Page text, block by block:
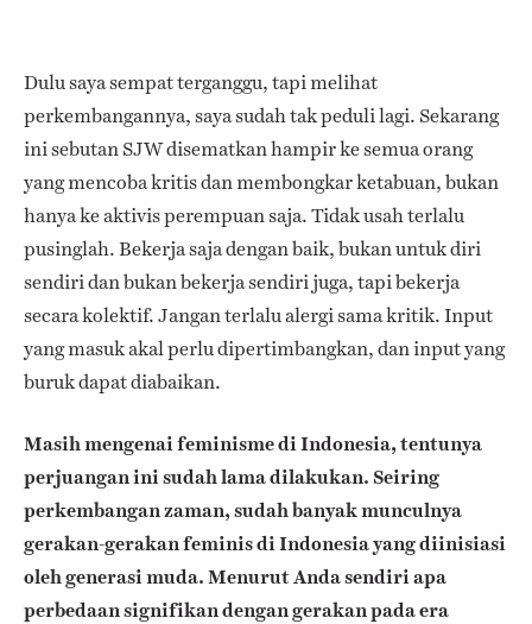
Dulu saya sempat terganggu, tapi melihat
perkembangannya, saya sudah tak peduli lagi. Sekarang
ini sebutan SJW disematkan hampir ke semua orang
yang mencoba kritis dan membongkar ketabuan, bukan
hanya ke aktivis perempuan saja. Tidak usah terlalu
pusinglah. Bekerja saja dengan baik, bukan untuk diri
sendiri dan bukan bekerja sendiri juga, tapi bekerja
secara kolektif. Jangan terlalu alergi sama kritik. Input
yang masuk akal perlu dipertimbangkan, dan input yang
buruk dapat diabaikan.
Masih mengenai feminisme di Indonesia, tentunya
perjuangan ini sudah lama dilakukan. Seiring
perkembangan zaman, sudah banyak munculnya
gerakan-gerakan feminis di Indonesia yang diinisiasi
oleh generasi muda. Menurut Anda sendiri apa
perbedaan signifikan dengan gerakan pada era